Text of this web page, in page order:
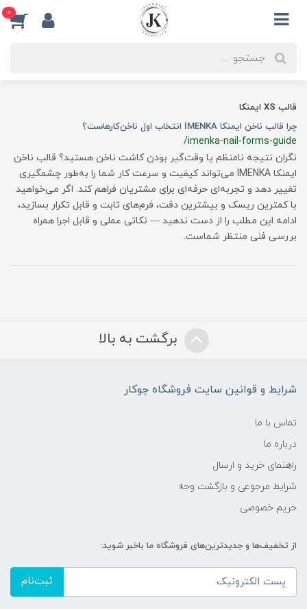
0
قالب XS ایمنکا
چرا قالب ناخن ایمنکا IMENKA انتخاب اول ناخن‌کارهاست؟
/imenka-nail-forms-guide
نگران نتیجه نامنظم یا وقت‌گیر بودن کاشت ناخن هستید؟ قالب ناخن
ایمنکا IMENKA می‌تواند کیفیت و سرعت کار شما را به‌طور چشمگیری
تغییر دهد و تجربه‌ای حرفه‌ای برای مشتریان فراهم کند. اگر می‌خواهید
با کمترین ریسک و بیشترین دقت، فرم‌های ثابت و قابل تکرار بسازید،
ادامه این مطلب را از دست ندهید — نکاتی عملی و قابل اجرا همراه
بررسی فنی منتظر شماست.
برگشت به بالا
شرایط و قوانین سایت فروشگاه جوکار
تماس با ما
درباره ما
راهنمای خرید و ارسال
شرایط مرجوعی و بازگشت وجه
حریم خصوصی
از تخفیف‌ها و جدیدترین‌های فروشگاه ما باخبر شوید:
ثبت‌نام